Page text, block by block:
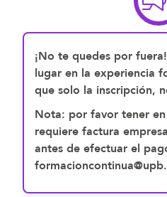
¡No te quedes por
lugar en la experiencia
que solo la inscripción,
Nota: por favor tener
requiere factura
antes de efectuar el